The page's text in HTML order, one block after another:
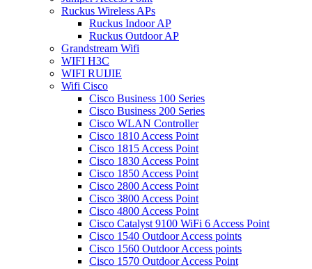
Ruckus Wireless APs
Ruckus Indoor AP
Ruckus Outdoor AP
Grandstream Wifi
WIFI H3C
WIFI RUIJIE
Wifi Cisco
Cisco Business 100 Series
Cisco Business 200 Series
Cisco WLAN Controller
Cisco 1810 Access Point
Cisco 1815 Access Point
Cisco 1830 Access Point
Cisco 1850 Access Point
Cisco 2800 Access Point
Cisco 3800 Access Point
Cisco 4800 Access Point
Cisco Catalyst 9100 WiFi 6 Access Point
Cisco 1540 Outdoor Access points
Cisco 1560 Outdoor Access points
Cisco 1570 Outdoor Access Point